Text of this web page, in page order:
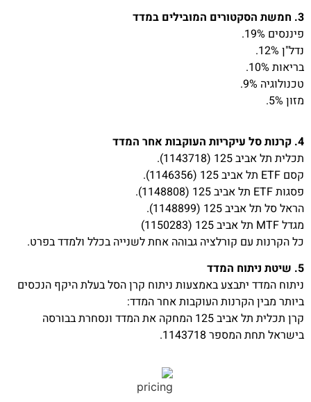
3. חמשת הסקטורים המובילים במדד
פיננסים 19%.
נדל"ן 12%.
בריאות 10%.
טכנולוגיה 9%.
מזון 5%.
4. קרנות סל עיקריות העוקבות אחר המדד
תכלית תל אביב 125 (1143718).
קסם ETF תל אביב 125 (1146356).
פסגות ETF תל אביב 125 (1148808).
הראל סל תל אביב 125 (1148899).
מגדל MTF תל אביב 125 (1150283)
כל הקרנות עם קורלציה גבוהה אחת לשנייה בכלל ולמדד בפרט.
5. שיטת ניתוח המדד
ניתוח המדד יתבצע באמצעות ניתוח קרן הסל בעלת היקף הנכסים
ביותר מבין הקרנות העוקבות אחר המדד:
קרן תכלית תל אביב 125 המחקה את המדד ונסחרת בבורסה
בישראל תחת המספר 1143718.